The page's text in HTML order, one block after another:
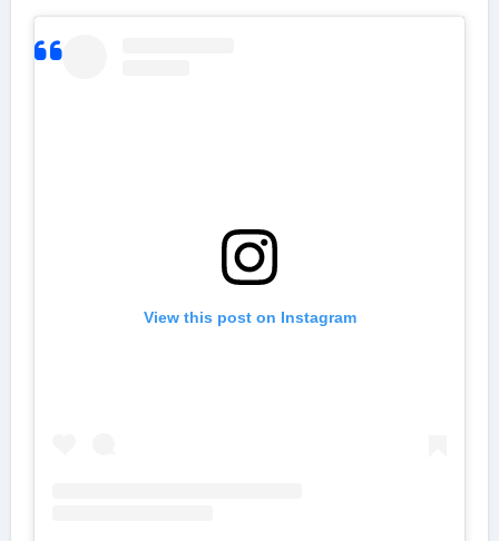
View this post on Instagram